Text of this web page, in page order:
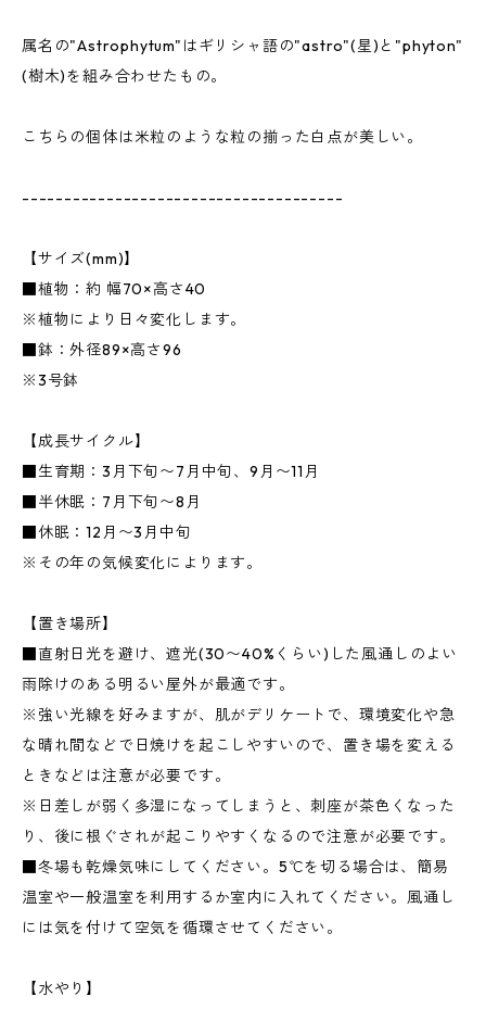
属名の"Astrophytum"はギリシャ語の"astro"(星)と"phyton"
(樹木)を組み合わせたもの。
こちらの個体は米粒のような粒の揃った白点が美しい。
--------------------------------------
【サイズ(mm)】
■植物：約 幅70×高さ40
※植物により日々変化します。
■鉢：外径89×高さ96
※3号鉢
【成長サイクル】
■生育期：3月下旬〜7月中旬、9月〜11月
■半休眠：7月下旬〜8月
■休眠：12月〜3月中旬
※その年の気候変化によります。
【置き場所】
■直射日光を避け、遮光(30〜40%くらい)した風通しのよい
雨除けのある明るい屋外が最適です。
※強い光線を好みますが、肌がデリケートで、環境変化や急
な晴れ間などで日焼けを起こしやすいので、置き場を変える
ときなどは注意が必要です。
※日差しが弱く多湿になってしまうと、刺座が茶色くなった
り、後に根ぐされが起こりやすくなるので注意が必要です。
■冬場も乾燥気味にしてください。5℃を切る場合は、簡易
温室や一般温室を利用するか室内に入れてください。風通し
には気を付けて空気を循環させてください。
【水やり】